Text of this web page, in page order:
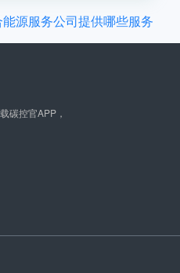
源服务公司提供哪些服务
碳控官APP，